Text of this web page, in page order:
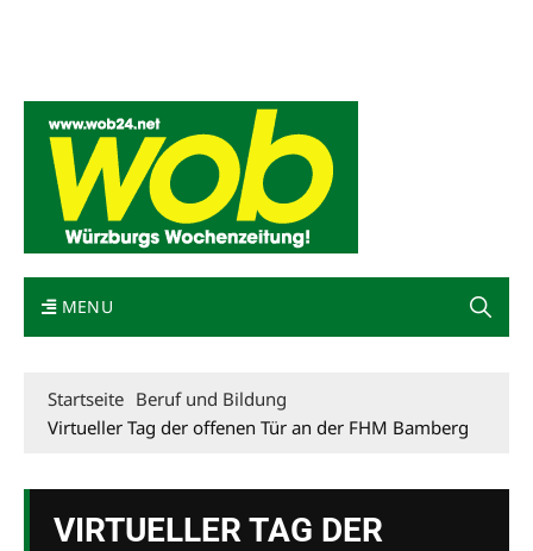
MENU
Startseite Beruf und Bildung
Virtueller Tag der offenen Tür an der FHM Bamberg
VIRTUELLER TAG DER